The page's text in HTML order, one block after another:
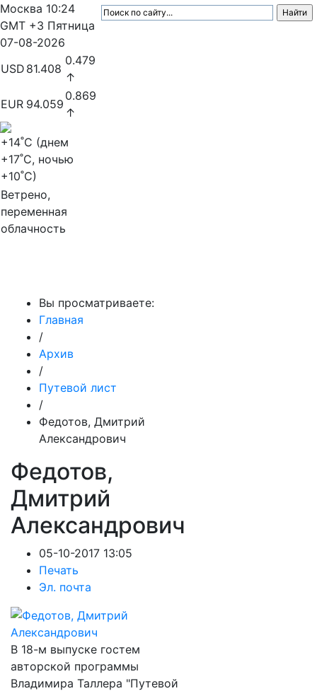
Москва 10:24
GMT +3 Пятница
07-08-2026
USD 81.408
0.479
↑
EUR 94.059
0.869
↑
+14˚C (днем
+17˚C, ночью
+10˚C)
Ветрено,
переменная
облачность
Вы просматриваете:
Главная
/
Архив
/
Путевой лист
/
Федотов, Дмитрий
Александрович
Федотов,
Дмитрий
Александрович
05-10-2017 13:05
Печать
Эл. почта
В 18-м выпуске гостем
авторской программы
Владимира Таллера "Путевой